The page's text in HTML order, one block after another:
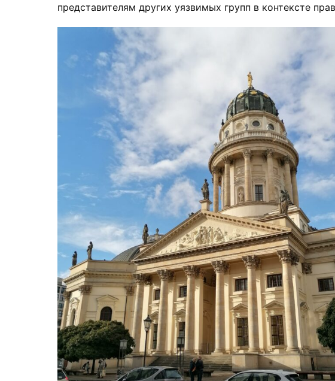
представителям других уязвимых групп в контексте